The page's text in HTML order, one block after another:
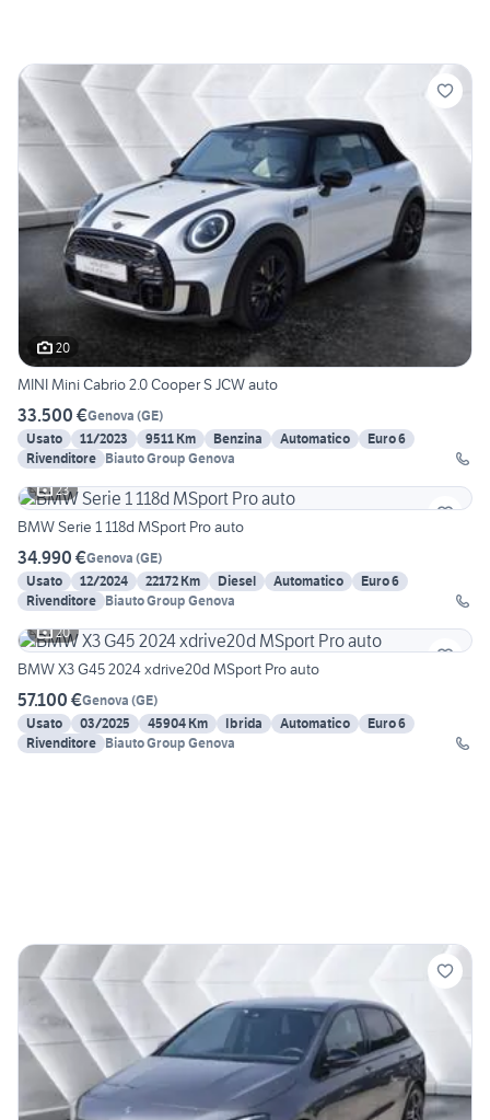
20
MINI Mini Cabrio 2.0 Cooper S JCW auto
33.500 €Genova (GE)
Usato
11/2023 9511 Km Benzina Automatico
Euro 6
Rivenditore Biauto Group Genova
23
BMW Serie 1 118d MSport Pro auto
34.990 €Genova (GE)
Usato
12/2024 22172 Km Diesel Automatico
Euro 6
Rivenditore Biauto Group Genova
20
BMW X3 G45 2024 xdrive20d MSport Pro auto
57.100 €Genova (GE)
Usato
03/2025 45904 Km Ibrida Automatico
Euro 6
Rivenditore Biauto Group Genova